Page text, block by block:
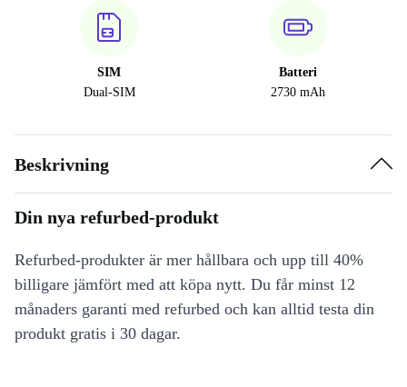
SIM
Dual-SIM
Batteri
2730 mAh
Beskrivning
Din nya refurbed-produkt
Refurbed-produkter är mer hållbara och upp till 40%
billigare jämfört med att köpa nytt. Du får minst 12
månaders garanti med refurbed och kan alltid testa din
produkt gratis i 30 dagar.